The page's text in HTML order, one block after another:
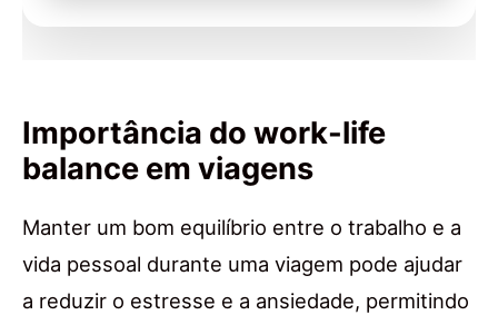
Importância do work-life
balance em viagens
Manter um bom equilíbrio entre o trabalho e a
vida pessoal durante uma viagem pode ajudar
a reduzir o estresse e a ansiedade, permitindo